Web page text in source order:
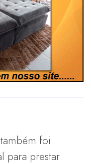
foi
para prestar